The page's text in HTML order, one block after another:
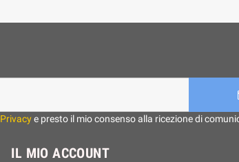
Privacye presto il mio consenso alla ricezione di
IL MIO ACCOUNT